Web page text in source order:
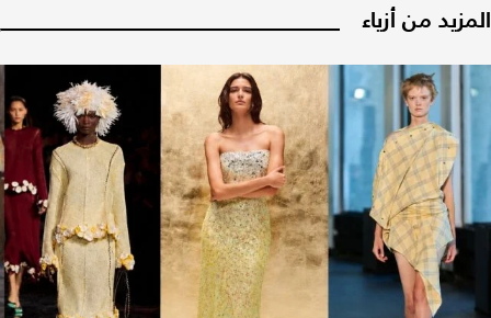
المزيد من أزياء